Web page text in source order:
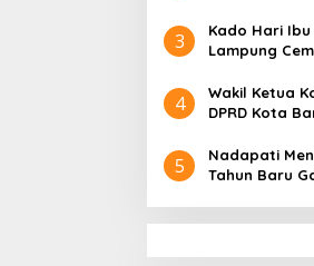
Kegagalan
Politik
3
Kado Hari Ibu
Lampung
Kenakalan
Menteri PPPA
4
Wakil Ketua
DPRD Kota
Segera
Pembunuh
5
Nadapati
Tahun Baru